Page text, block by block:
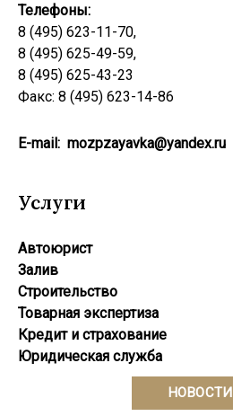
Телефоны:
8 (495) 623-11-70,
8 (495) 625-49-59,
8 (495) 625-43-23
Факс: 8 (495) 623-14-86
E-mail: mozpzayavka@yandex.ru
Услуги
Автоюрист
Залив
Строительство
Товарная экспертиза
Кредит и страхование
Юридическая служба
НОВОСТИ